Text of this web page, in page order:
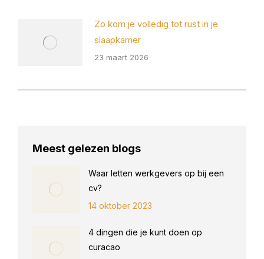
Zo kom je volledig tot rust in je
slaapkamer
23 maart 2026
Meest gelezen blogs
Waar letten werkgevers op bij een
cv?
14 oktober 2023
4 dingen die je kunt doen op
curacao